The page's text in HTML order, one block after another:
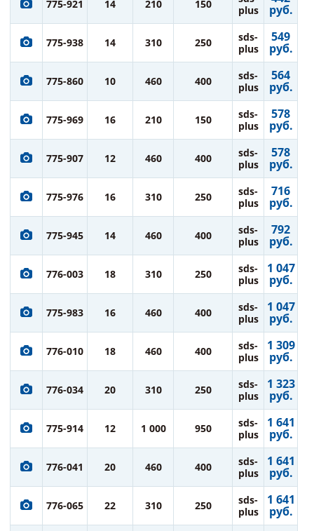
775-921 14 210 150
plus
руб.
775-938 14 310 250
sds-
plus
549
руб.
775-860 10 460 400
sds-
plus
564
руб.
775-969 16 210 150
sds-
plus
578
руб.
775-907 12 460 400
sds-
plus
578
руб.
775-976 16 310 250
sds-
plus
716
руб.
775-945 14 460 400
sds-
plus
792
руб.
776-003 18 310 250
sds-
plus
1 047
руб.
775-983 16 460 400
sds-
plus
1 047
руб.
776-010 18 460 400
sds-
plus
1 309
руб.
776-034 20 310 250
sds-
plus
1 323
руб.
775-914 12 1 000 950
sds-
plus
1 641
руб.
776-041 20 460 400
sds-
plus
1 641
руб.
776-065 22 310 250
sds-
plus
1 641
руб.